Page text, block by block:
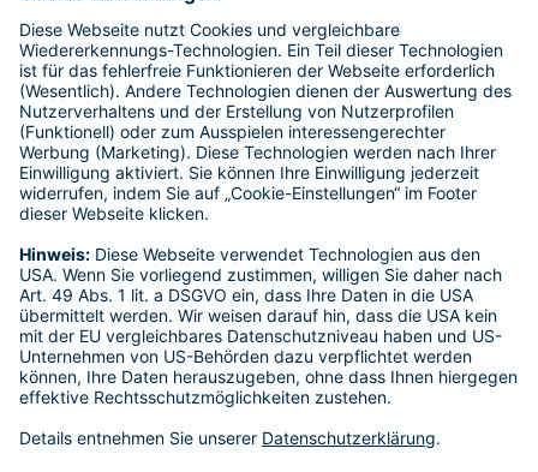
BELIEBTE SEITEN
Kranken-Zusatzversicherung
Tierversicherungen
Haftpflichtversicherung
Hausratversicherung
Adresse ändern
Schaden melden
Kilometerstandsmeldung
Serviceübersicht